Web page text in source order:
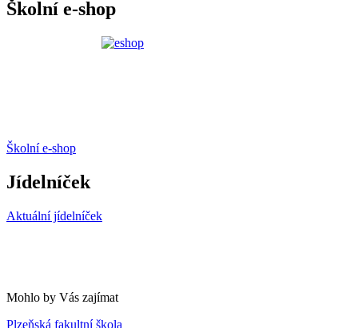
Školní e-shop
Školní e-shop
Jídelníček
Aktuální jídelníček
Mohlo by Vás zajímat
Plzeňská fakultní škola